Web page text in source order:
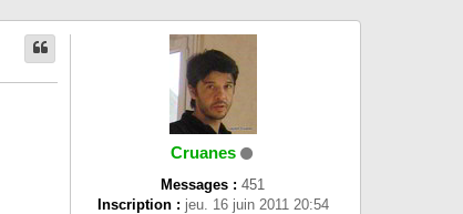
Cruanes
Messages : 451
Inscription : jeu. 16 juin 2011 20:54